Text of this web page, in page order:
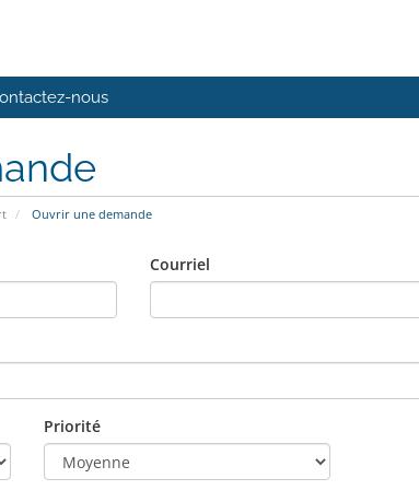
nous
Ouvrir une demande
Courriel
Priorité